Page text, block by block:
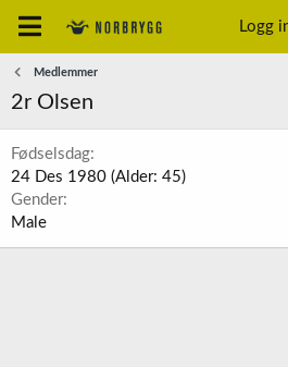
Logg
Medlemmer
2r Olsen
Fødselsdag
24 Des 1980 (Alder: 45)
Gender
Male